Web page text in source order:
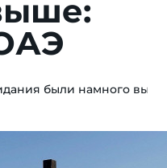
были намного